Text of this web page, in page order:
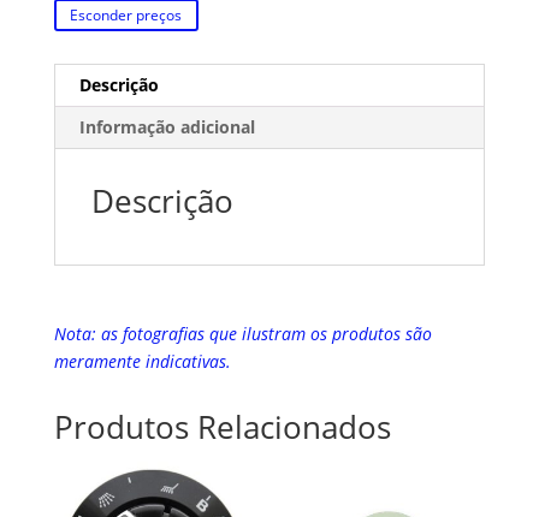
Esconder preços
Descrição
Informação adicional
Descrição
Nota: as fotografias que ilustram os produtos são
meramente indicativas.
Produtos Relacionados